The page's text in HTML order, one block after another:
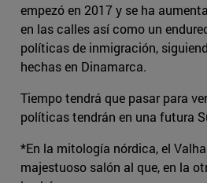
empezó en 2017 y se ha
en las calles así como un
políticas de inmigración,
hechas en Dinamarca.
Tiempo tendrá que pasar para
políticas tendrán en una futura
*En la mitología nórdica, el
majestuoso salón al que, en la